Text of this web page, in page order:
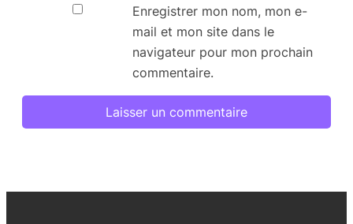
Enregistrer mon nom, mon e-
mail et mon site dans le
navigateur pour mon prochain
commentaire.